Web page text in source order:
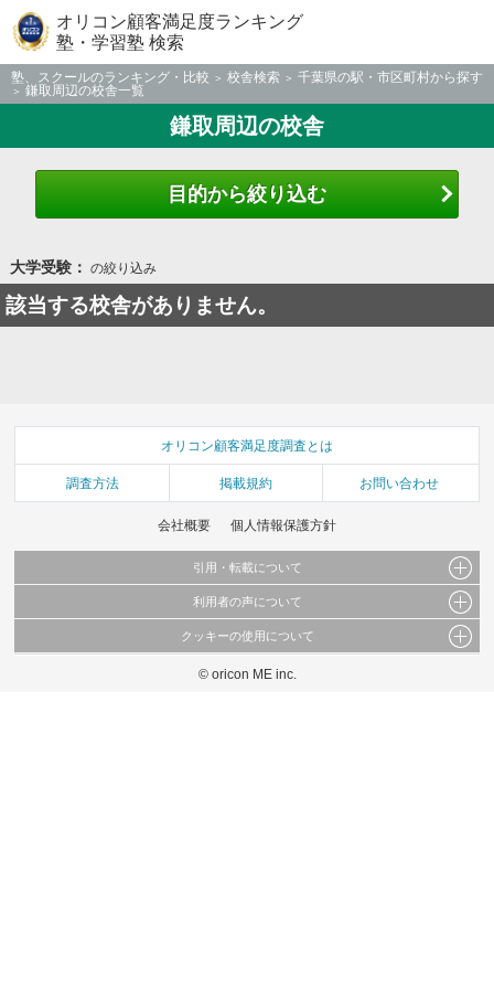
オリコン顧客満足度ランキング
塾・学習塾 検索
塾、スクールのランキング・比較 校舎検索
千葉県の駅・市区町村から探す
鎌取周辺の校舎一覧
鎌取周辺の校舎
目的から絞り込む
大学受験： の絞り込み
該当する校舎がありません。
オリコン顧客満足度調査とは
調査方法 掲載規約 お問い合わせ
会社概要 個人情報保護方針
引用・転載について
当サイトで公開されている情報（文字、写真、イラスト、画像データ等）及びこれらの配
これらの情報を権利者の許可なく無断転載・複製などの二次利用を行うことは固く禁じて
利用者の声について
当サイトに掲載している内容はすべてサービスの利用者が提出された見解・感想です。
弊社の見解・ 意見ではないことをご理解いただいた上でご覧ください。
クッキーの使用について
このサイトでは Cookie を使用して、ユーザーに合わせたコンテンツや広告の表示、ソー
© oricon ME inc.